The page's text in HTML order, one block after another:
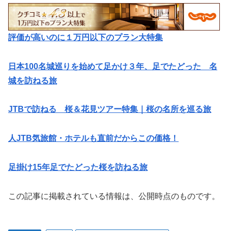
評価が高いのに１万円以下のプラン大特集
日本100名城巡りを始めて足かけ３年、足でたどった 名
城を訪ねる旅
JTBで訪ねる 桜＆花見ツアー特集｜桜の名所を巡る旅
人JTB気旅館・ホテルも直前だからこの価格！
足掛け15年足でたどった桜を訪ねる旅
この記事に掲載されている情報は、公開時点のものです。